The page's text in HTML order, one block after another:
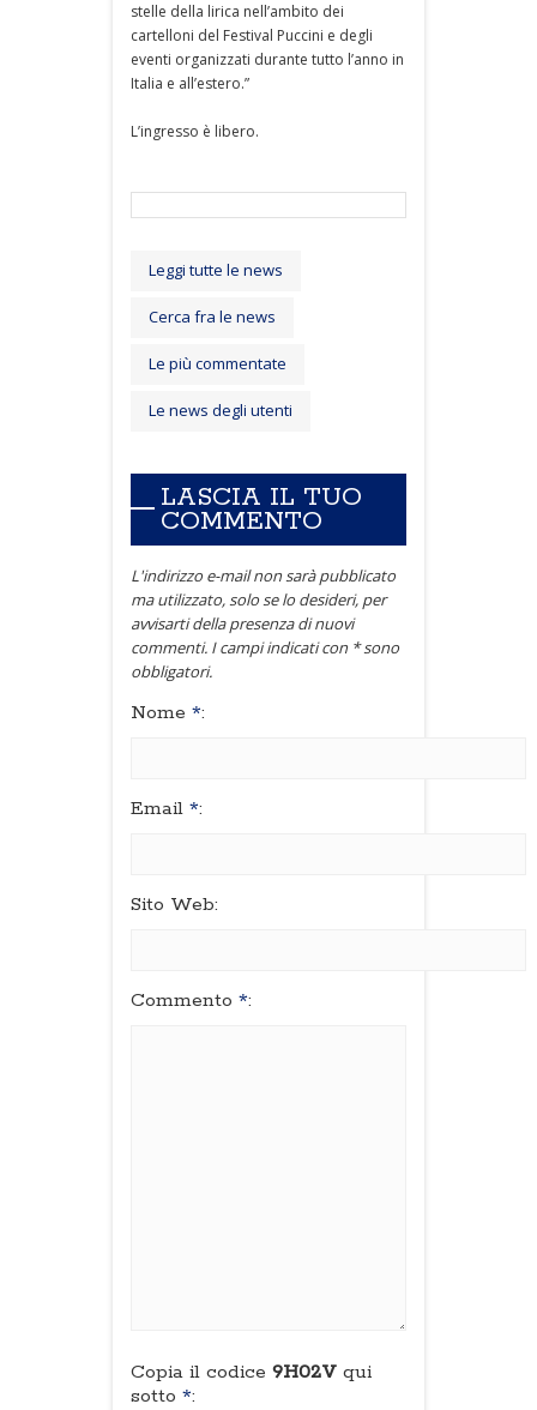
stelle della lirica nell’ambito dei
cartelloni del Festival Puccini e degli
eventi organizzati durante tutto l’anno in
Italia e all’estero.”
L’ingresso è libero.
Leggi tutte le news
Cerca fra le news
Le più commentate
Le news degli utenti
LASCIA IL TUO
COMMENTO
L'indirizzo e-mail non sarà pubblicato
ma utilizzato, solo se lo desideri, per
avvisarti della presenza di nuovi
commenti. I campi indicati con * sono
obbligatori.
Nome *:
Email *:
Sito Web:
Commento *:
Copia il codice 9H02V qui
sotto *: